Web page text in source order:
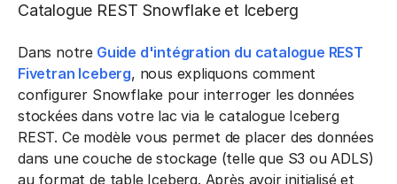
Catalogue REST Snowflake et Iceberg
Dans notre Guide d'intégration du catalogue REST
Fivetran Iceberg, nous expliquons comment
configurer Snowflake pour interroger les données
stockées dans votre lac via le catalogue Iceberg
REST. Ce modèle vous permet de placer des données
dans une couche de stockage (telle que S3 ou ADLS)
au format de table Iceberg. Après avoir initialisé et